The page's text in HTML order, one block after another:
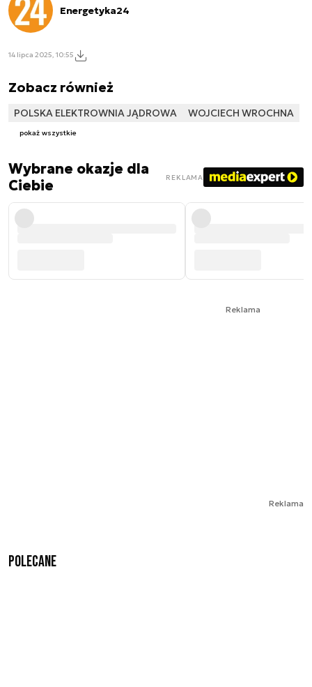
Energetyka24
14 lipca 2025, 10:55
Zobacz również
POLSKA ELEKTROWNIA JĄDROWA WOJCIECH WROCHNA
pokaż wszystkie
Wybrane okazje dla
Ciebie
REKLAMA
Reklama
Reklama
Polecane